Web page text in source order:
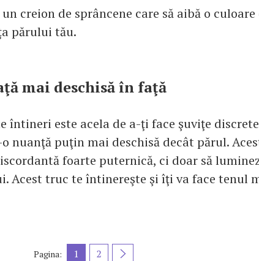
creion de sprâncene care să aibă o
părului tău.
mai deschisă în faţă
întineri este acela de a-ţi face şuviţe
nuanţă puţin mai deschisă decât părul.
foarte puternică, ci doar să
Acest truc te întinereşte şi îţi va face tenul
Pagina: 1 2